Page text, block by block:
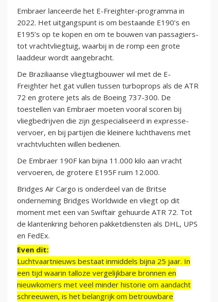
Embraer lanceerde het E-Freighter-programma in
2022. Het uitgangspunt is om bestaande E190’s en
E195’s op te kopen en om te bouwen van passagiers-
tot vrachtvliegtuig, waarbij in de romp een grote
laaddeur wordt aangebracht.
De Braziliaanse vliegtuigbouwer wil met de E-
Freighter het gat vullen tussen turboprops als de ATR
72 en grotere jets als de Boeing 737-300. De
toestellen van Embraer moeten vooral scoren bij
vliegbedrijven die zijn gespecialiseerd in expresse-
vervoer, en bij partijen die kleinere luchthavens met
vrachtvluchten willen bedienen.
De Embraer 190F kan bijna 11.000 kilo aan vracht
vervoeren, de grotere E195F ruim 12.000.
Bridges Air Cargo is onderdeel van de Britse
onderneming Bridges Worldwide en vliegt op dit
moment met een van Swiftair gehuurde ATR 72. Tot
de klantenkring behoren pakketdiensten als DHL, UPS
en FedEx.
Even dit:
Luchtvaartnieuws bestaat inmiddels bijna 25 jaar. In
een tijd waarin talloze vergelijkbare bronnen en
nieuwkomers met veel minder historie om aandacht
schreeuwen, is het belangrijk om betrouwbare